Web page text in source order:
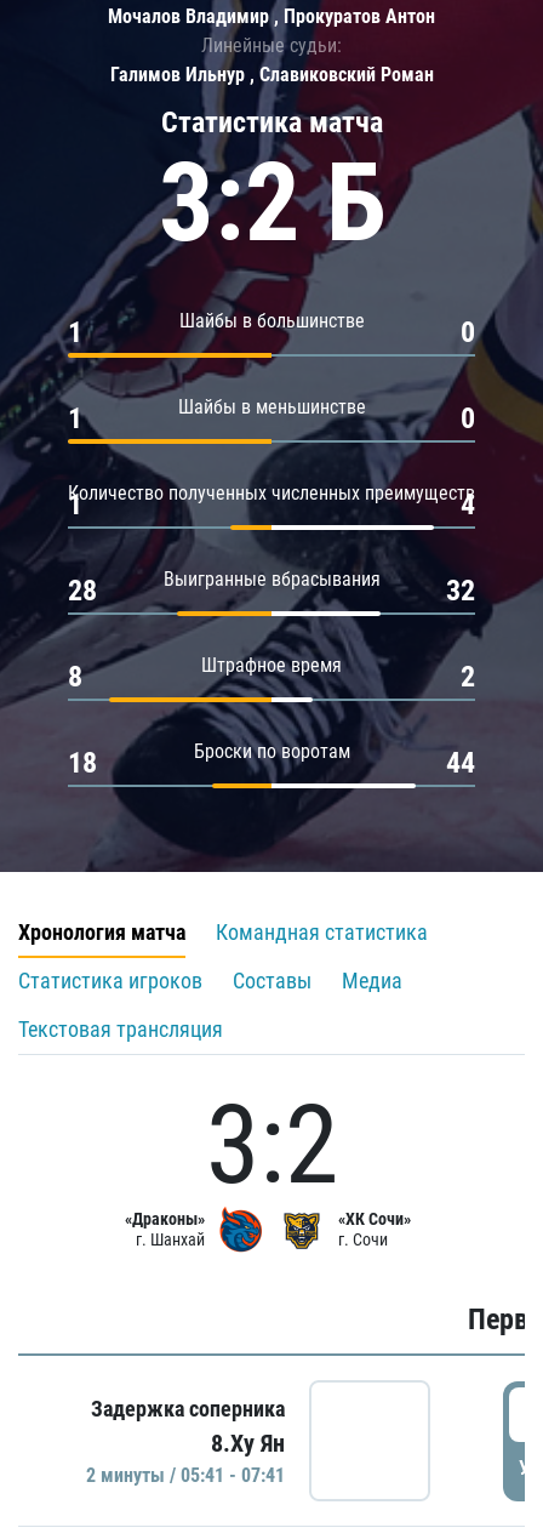
Статистика матча
3:2 Б
Шайбы в большинстве
1 0
Шайбы в меньшинстве
1 0
Количество полученных численных преимуществ
1 4
Выигранные вбрасывания
28 32
Штрафное время
8 2
Броски по воротам
18 44
Мочалов Владимир , Прокуратов Антон
Линейные судьи:
Галимов Ильнур , Славиковский Роман
Хронология матча
Командная статистика
Статистика игроков
Составы
Медиа
Текстовая трансляция
«Драконы»
г. Шанхай
3:2
«ХК Сочи»
г. Сочи
Задержка соперника
8.Ху Ян
2 минуты / 05:41 - 07:41